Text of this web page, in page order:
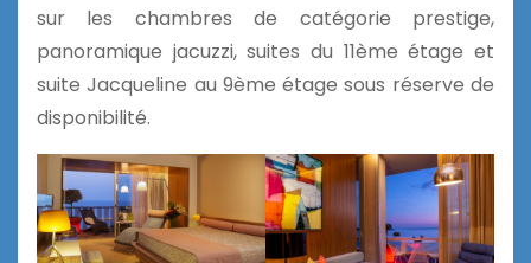
sur les chambres de catégorie prestige,
panoramique jacuzzi, suites du 11ème étage et
suite Jacqueline au 9ème étage sous réserve de
disponibilité.